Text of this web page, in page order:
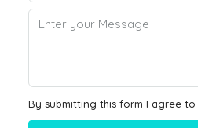
By submitting this form I agree to